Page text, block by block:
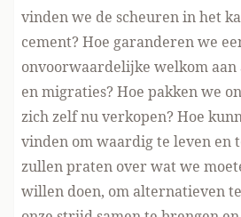
vinden we de scheuren in het
cement? Hoe garanderen we
onvoorwaardelijke welkom
en migraties? Hoe pakken we
zich zelf nu verkopen? Hoe
vinden om waardig te leven en
zullen praten over wat we
willen doen, om alternatieven